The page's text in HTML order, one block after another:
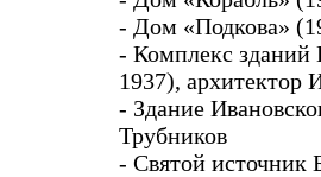
- Дом «Подкова»
- Комплекс зданий
1937),
- Здание
Трубников
- Святой источник